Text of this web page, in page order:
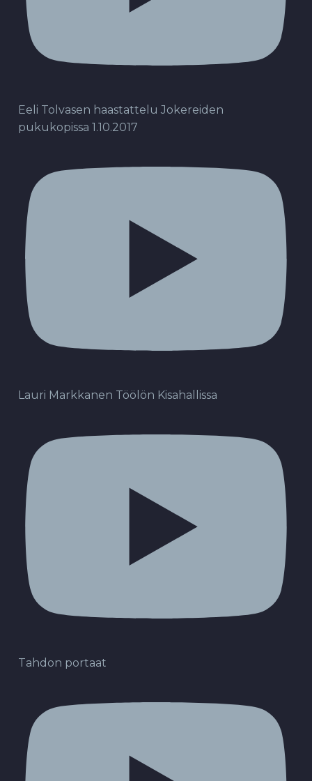
Eeli Tolvasen haastattelu Jokereiden
pukukopissa 1.10.2017
Lauri Markkanen Töölön Kisahallissa
Tahdon portaat